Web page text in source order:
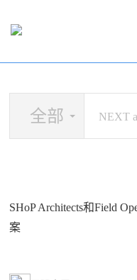
全部
SHoP Architects和Field
案